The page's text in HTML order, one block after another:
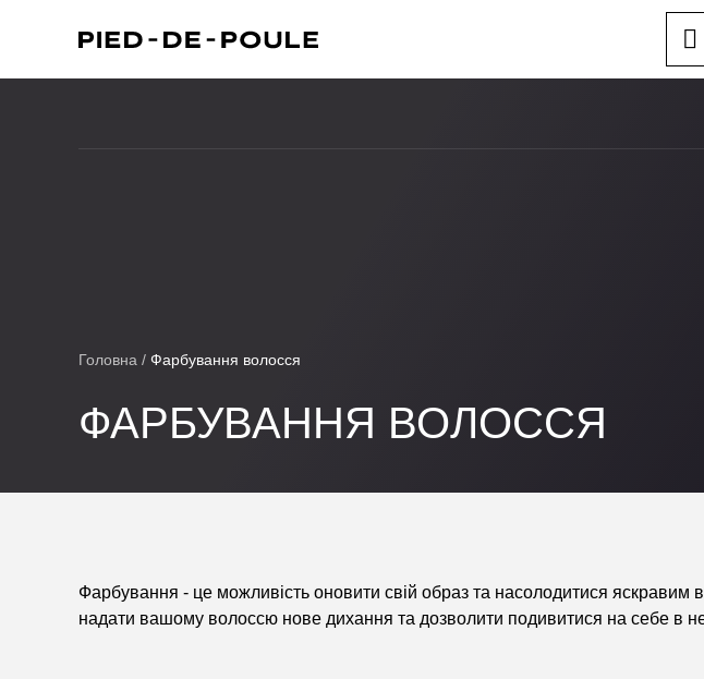
Головна / Фарбування волосся
ФАРБУВАННЯ ВОЛОССЯ
Фарбування - це можливість оновити свій образ та насолодитися яскравим
надати вашому волоссю нове дихання та дозволити подивитися на себе в